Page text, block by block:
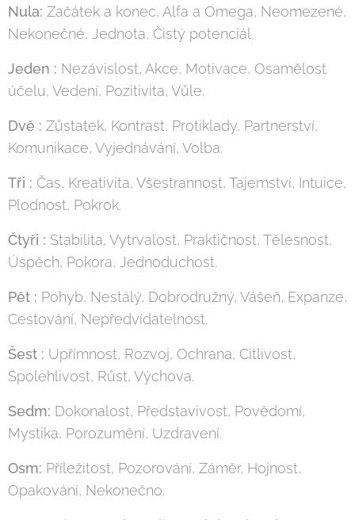
Nula: Začátek a konec, Alfa a Omega, Neomezené,
Nekonečné, Jednota, Čistý potenciál.
Jeden : Nezávislost, Akce, Motivace, Osamělost
účelu, Vedení, Pozitivita, Vůle.
Dvě : Zůstatek, Kontrast, Protiklady, Partnerství,
Komunikace, Vyjednávání, Volba.
Tři : Čas, Kreativita, Všestrannost, Tajemství, Intuice,
Plodnost, Pokrok.
Čtyři : Stabilita, Vytrvalost, Praktičnost, Tělesnost,
Úspěch, Pokora, Jednoduchost.
Pět : Pohyb, Nestálý, Dobrodružný, Vášeň, Expanze,
Cestování, Nepředvídatelnost.
Šest : Upřímnost, Rozvoj, Ochrana, Citlivost,
Spolehlivost, Růst, Výchova.
Sedm: Dokonalost, Představivost, Povědomí,
Mystika, Porozumění, Uzdravení.
Osm: Příležitost, Pozorování, Záměr, Hojnost,
Opakování, Nekonečno.